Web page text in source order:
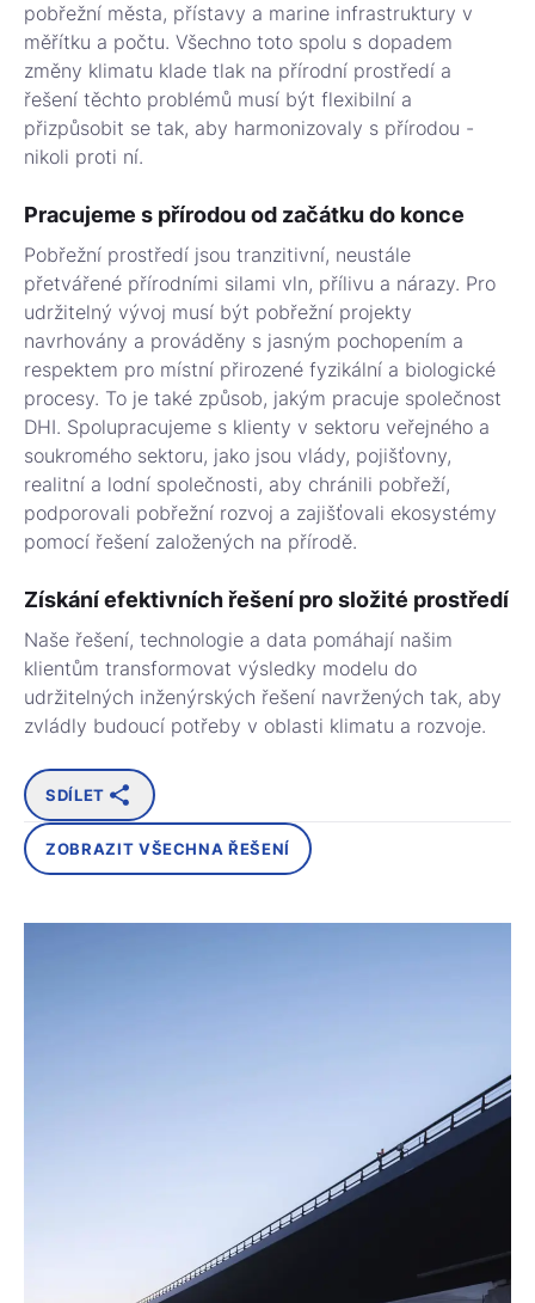
pobřežní města, přístavy a marine infrastruktury v
měřítku a počtu. Všechno toto spolu s dopadem
změny klimatu klade tlak na přírodní prostředí a
řešení těchto problémů musí být flexibilní a
přizpůsobit se tak, aby harmonizovaly s přírodou -
nikoli proti ní.
Pracujeme s přírodou od začátku do konce
Pobřežní prostředí jsou tranzitivní, neustále
přetvářené přírodními silami vln, přílivu a nárazy. Pro
udržitelný vývoj musí být pobřežní projekty
navrhovány a prováděny s jasným pochopením a
respektem pro místní přirozené fyzikální a biologické
procesy. To je také způsob, jakým pracuje společnost
DHI. Spolupracujeme s klienty v sektoru veřejného a
soukromého sektoru, jako jsou vlády, pojišťovny,
realitní a lodní společnosti, aby chránili pobřeží,
podporovali pobřežní rozvoj a zajišťovali ekosystémy
pomocí řešení založených na přírodě.
Získání efektivních řešení pro složité prostředí
Naše řešení, technologie a data pomáhají našim
klientům transformovat výsledky modelu do
udržitelných inženýrských řešení navržených tak, aby
zvládly budoucí potřeby v oblasti klimatu a rozvoje.
SDÍLET
ZOBRAZIT VŠECHNA ŘEŠENÍ